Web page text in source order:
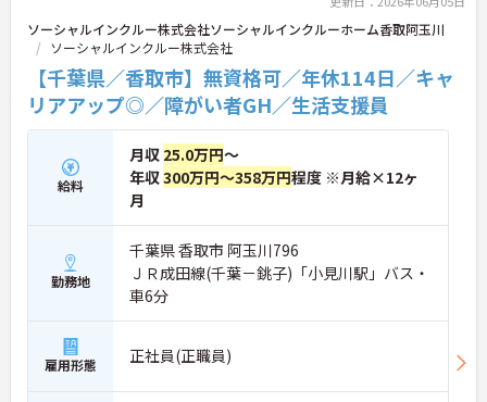
ソーシャルインクルー株式会社ソーシャルインクルーホーム香取阿玉川
ソーシャルインクルー株式会社
【千葉県／香取市】無資格可／年休114日／キャ
リアアップ◎／障がい者GH／生活支援員
給料
月収 25.0万円～
年収300万円～358万円程度 ※月給×12ヶ
月
勤務地
千葉県 香取市 阿玉川796
ＪＲ成田線(千葉－銚子)「小見川駅」バス・
車6分
雇用形態 正社員(正職員)